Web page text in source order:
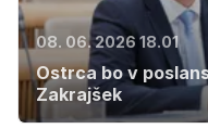
08. 06. 2026 18.01
Ostrca bo v
Zakrajšek